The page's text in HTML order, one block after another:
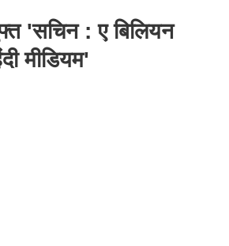
'सचिन : ए बिलियन
मीडियम'